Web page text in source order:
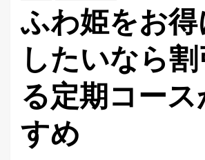
ふわ姫をお
したいなら
る定期コー
すめ